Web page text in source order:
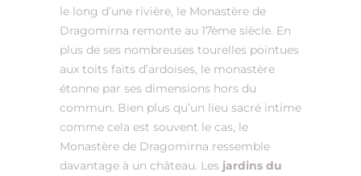
le long d’une rivière, le Monastère de
Dragomirna remonte au 17ème siècle. En
plus de ses nombreuses tourelles pointues
aux toits faits d’ardoises, le monastère
étonne par ses dimensions hors du
commun. Bien plus qu’un lieu sacré intime
comme cela est souvent le cas, le
Monastère de Dragomirna ressemble
davantage à un château. Les jardins du